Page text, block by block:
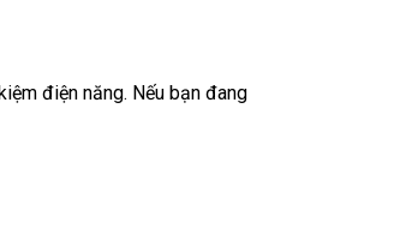
điện năng. Nếu bạn đang